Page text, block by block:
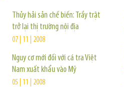
Thủy hải sản chế biến: Trầy trật
trở lại thị trường nội địa
07 | 11 | 2008
Nguy cơ mới đối với cá tra Việt
Nam xuất khẩu vào Mỹ
05 | 11 | 2008